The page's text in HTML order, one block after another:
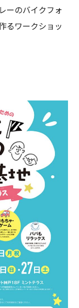
ーのバイクフォ
るワークショッ